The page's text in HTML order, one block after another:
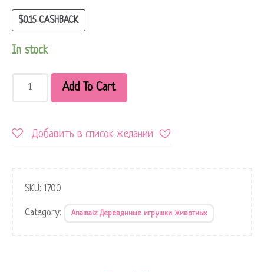
$0.15CASHBACK
In stock
Add To Cart
Добавить в список желаний
SKU: 1700
Category: Anamalz Деревянные игрушки животных